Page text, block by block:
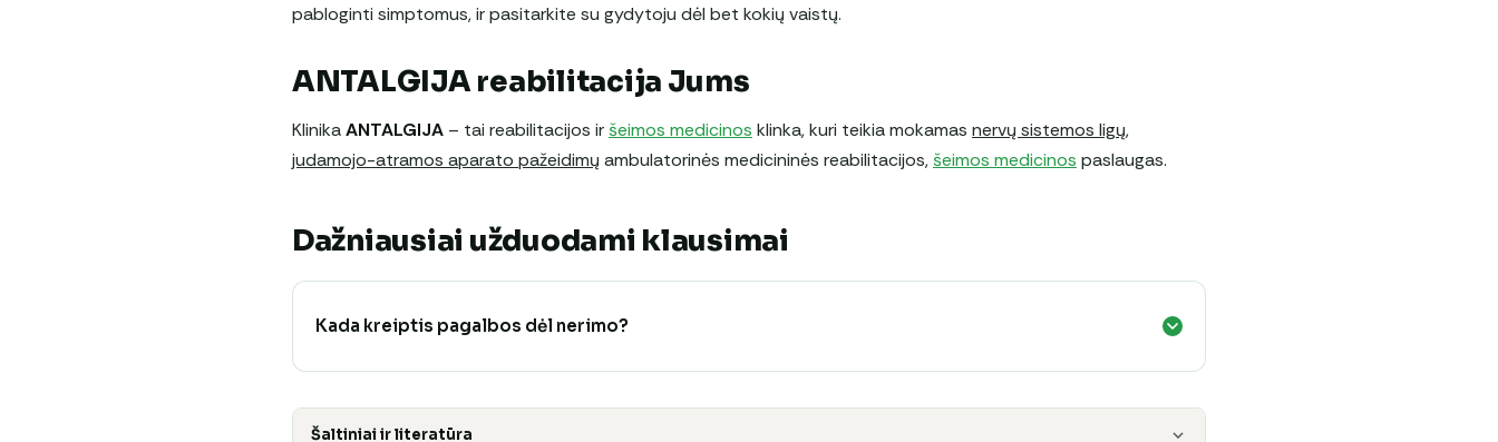
pabloginti simptomus, ir pasitarkite su gydytoju dėl bet kokių vaistų.
ANTALGIJA reabilitacija Jums
KlinikaANTALGIJA – tai reabilitacijos iršeimos medicinos klinka, kuri teikia mokamas nervų sistemos ligų,
judamojo-atramos aparato pažeidimų ambulatorinės medicininės reabilitacijos,šeimos medicinos paslaugas.
Dažniausiai užduodami klausimai
Kada kreiptis pagalbos dėl nerimo?
Šaltiniai ir literatūra